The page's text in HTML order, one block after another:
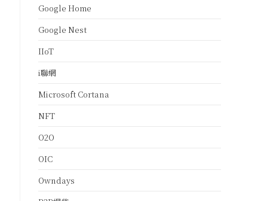
Google Home
Google Nest
IIoT
i聯網
Microsoft Cortana
NFT
O2O
OIC
Owndays